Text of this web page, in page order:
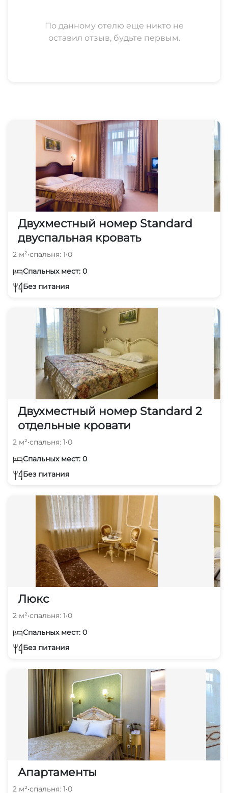
Прокат лыжной экипировки
Охраняемая территория
Прокат велосипедов
По данному отелю еще никто не
оставил отзыв, будьте первым.
Двухместный номер Standard
двуспальная кровать
2 м²•спальня: 1•0
Спальных мест: 0
Без питания
Двухместный номер Standard 2
отдельные кровати
2 м²•спальня: 1•0
Спальных мест: 0
Без питания
Люкс
2 м²•спальня: 1•0
Спальных мест: 0
Без питания
Апартаменты
2 м²•спальня: 1•0